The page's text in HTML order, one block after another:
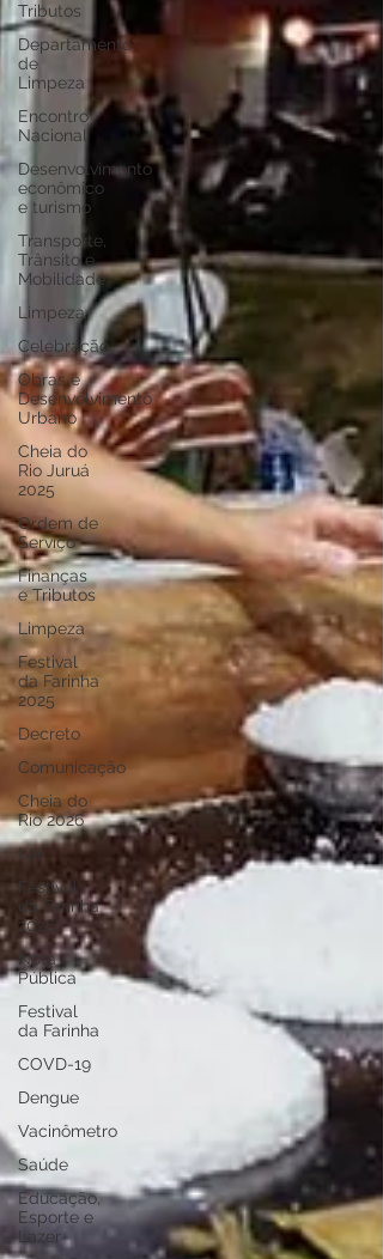
Tributos
Departamento
de
Limpeza
Encontro
Nacional
Desenvolvimento
econômico
e turismo
Transporte,
Trânsito e
Mobilidade
Limpeza
Celebração
Obras e
Desenvolvimento
Urbano
Cheia do
Rio Juruá
2025
Ordem de
Serviço
Finanças
e Tributos
Limpeza
Festival
da Farinha
2025
Decreto
Comunicação
Cheia do
Rio 2026
Lei
Festival
da Farinha
2026
Nota
Pública
Festival
da Farinha
COVD-19
Dengue
Vacinômetro
Saúde
Educação,
Esporte e
Lazer